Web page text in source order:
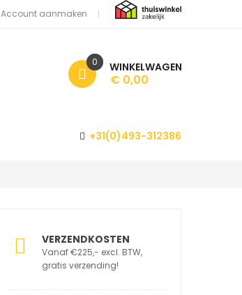
Account aanmaken
WINKELWAGEN
0
€ 0,00
+31(0)493-312386
VERZENDKOSTEN
Vanaf €225,- excl. BTW,
gratis verzending!